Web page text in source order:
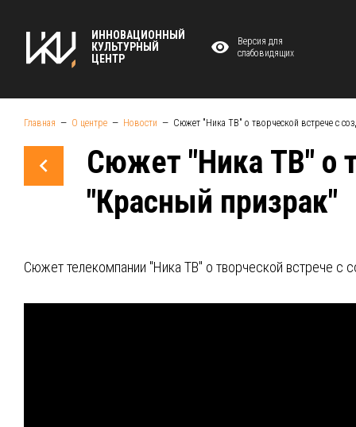
ИННОВАЦИОННЫЙ
КУЛЬТУРНЫЙ
ЦЕНТР
Версия для
слабовидящих
Главная О центре Новости Сюжет "Ника ТВ" о творческой встрече с
Сюжет "Ника ТВ" о
"Красный призрак"
Сюжет телекомпании "Ника ТВ" о творческой встрече с